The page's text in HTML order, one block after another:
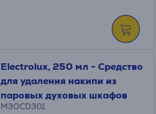
Electrolux, 250 мл - Средство
для удаления накипи из
паровых духовых шкафов
M3OCD301